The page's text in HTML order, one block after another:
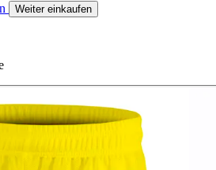
Weiter einkaufen